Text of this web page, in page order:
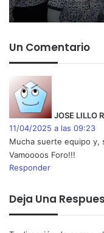
Un Comentario
JOSE LILLO
11/04/2025 a las 09:23
Mucha suerte equipo y,
Vamoooos Foro!!!
Responder
Deja Una